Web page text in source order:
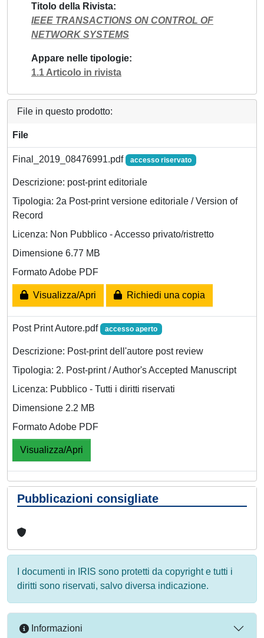
Titolo della Rivista
IEEE TRANSACTIONS ON CONTROL OF
NETWORK SYSTEMS
Appare nelle tipologie
1.1 Articolo in rivista
File in questo prodotto:
File
Final_2019_08476991.pdf accesso riservato
Descrizione: post-print editoriale
Tipologia: 2a Post-print versione editoriale / Version of
Record
Licenza: Non Pubblico - Accesso privato/ristretto
Dimensione 6.77 MB
Formato Adobe PDF
Visualizza/Apri Richiedi una copia
Post Print Autore.pdf accesso aperto
Descrizione: Post-print dell'autore post review
Tipologia: 2. Post-print / Author's Accepted Manuscript
Licenza: Pubblico - Tutti i diritti riservati
Dimensione 2.2 MB
Formato Adobe PDF
Visualizza/Apri
Pubblicazioni consigliate
I documenti in IRIS sono protetti da copyright e tutti i
diritti sono riservati, salvo diversa indicazione.
Informazioni